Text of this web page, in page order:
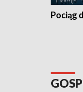
Pociąg